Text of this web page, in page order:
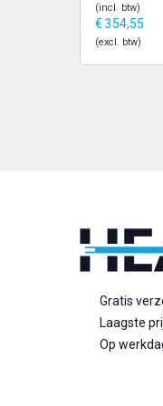
(incl. btw)
€ 354,55
(excl. btw)
Gratis
Laagste
Op